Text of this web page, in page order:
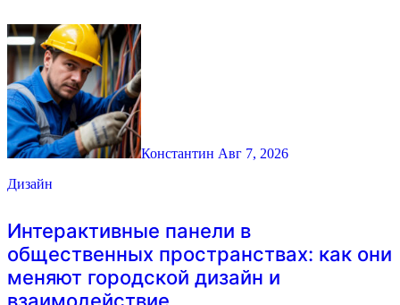
Константин Авг 7, 2026
Дизайн
Интерактивные панели в
общественных пространствах: как они
меняют городской дизайн и
взаимодействие